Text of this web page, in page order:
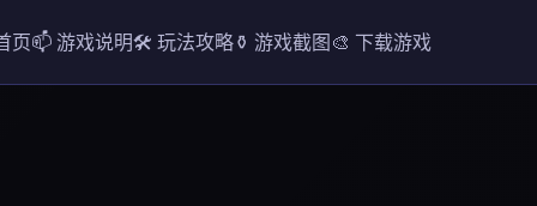
页📫 游戏说明🛠️ 玩法攻略⚱️ 游戏截图🎨 下载游戏